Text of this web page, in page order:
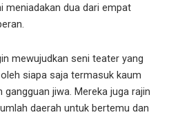
meniadakan dua dari empat
mewujudkan seni teater yang
siapa saja termasuk kaum
jiwa. Mereka juga rajin
daerah untuk bertemu dan